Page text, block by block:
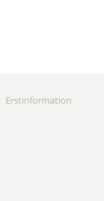
Erstinformation